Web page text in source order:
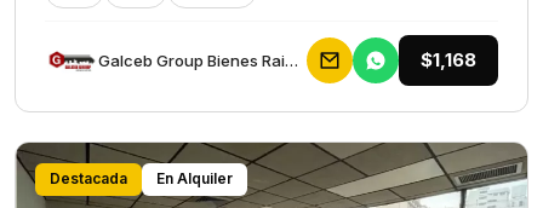
Galceb Group Bienes Raices $1,168
Destacada En Alquiler